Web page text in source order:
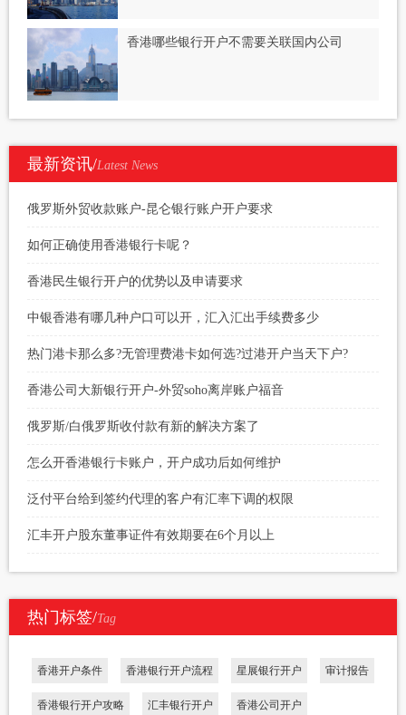
香港哪些银行开户不需要关联国内公司
最新资讯/Latest News
俄罗斯外贸收款账户-昆仑银行账户开户要求
如何正确使用香港银行卡呢？
香港民生银行开户的优势以及申请要求
中银香港有哪几种户口可以开，汇入汇出手续费多少
热门港卡那么多?无管理费港卡如何选?过港开户当天下户?
香港公司大新银行开户-外贸soho离岸账户福音
俄罗斯/白俄罗斯收付款有新的解决方案了
怎么开香港银行卡账户，开户成功后如何维护
泛付平台给到签约代理的客户有汇率下调的权限
汇丰开户股东董事证件有效期要在6个月以上
热门标签/Tag
香港开户条件 香港银行开户流程 星展银行开户 审计报告
香港银行开户攻略 汇丰银行开户 香港公司开户